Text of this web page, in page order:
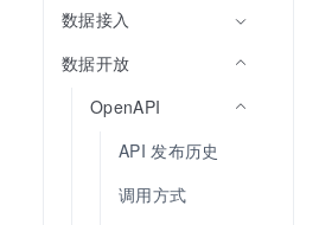
数据接入
数据开放
OpenAPI
API 发布历史
调用方式